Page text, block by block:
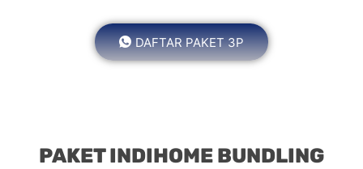
DAFTAR PAKET 3P
PAKET INDIHOME BUNDLING